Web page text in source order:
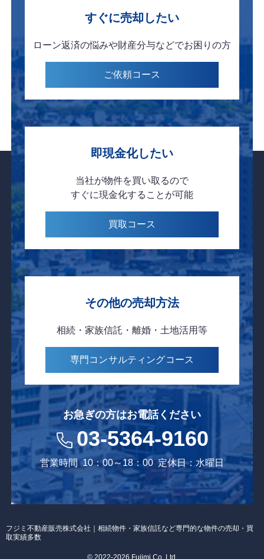
すぐに売却したい
ローン返済の悩みや財産分与などでお困りの方
ご依頼コース
即現金化したい
当社が物件を買い取るので
すぐに現金化することが可能
買取 コース
その他の売却方法
相続・家族信託・離婚・土地活用等
専門コンサルティングコース
お急ぎの方はお電話ください
03-5364-9160
営業時間 10：00～18：00 定休日：水曜日
フジミ不動産販売株式会社｜相続物件・家族信託など専門的な物件の売却・買
取実績多数